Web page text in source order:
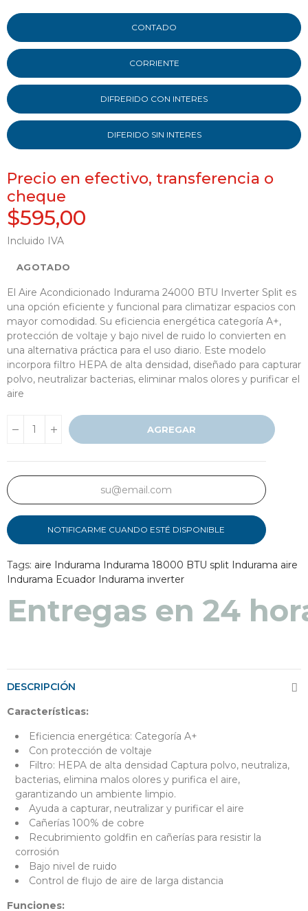
CONTADO
CORRIENTE
DIFRERIDO CON INTERES
DIFERIDO SIN INTERES
Precio en efectivo, transferencia o
cheque
$595,00
Incluido IVA
AGOTADO
El Aire Acondicionado Indurama 24000 BTU Inverter Split es
una opción eficiente y funcional para climatizar espacios con
mayor comodidad. Su eficiencia energética categoría A+,
protección de voltaje y bajo nivel de ruido lo convierten en
una alternativa práctica para el uso diario. Este modelo
incorpora filtro HEPA de alta densidad, diseñado para capturar
polvo, neutralizar bacterias, eliminar malos olores y purificar el
aire
AGREGAR
NOTIFICARME CUANDO ESTÉ DISPONIBLE
Tags: aire Indurama Indurama 18000 BTU split Indurama aire
Indurama Ecuador Indurama inverter
Entregas en 24
Entregas en 48 a
DESCRIPCIÓN
Características:
Eficiencia energética: Categoría A+
Con protección de voltaje
Filtro: HEPA de alta densidad Captura polvo, neutraliza,
bacterias, elimina malos olores y purifica el aire,
garantizando un ambiente limpio.
Ayuda a capturar, neutralizar y purificar el aire
Cañerías 100% de cobre
Recubrimiento goldfin en cañerías para resistir la
corrosión
Bajo nivel de ruido
Control de flujo de aire de larga distancia
Funciones: